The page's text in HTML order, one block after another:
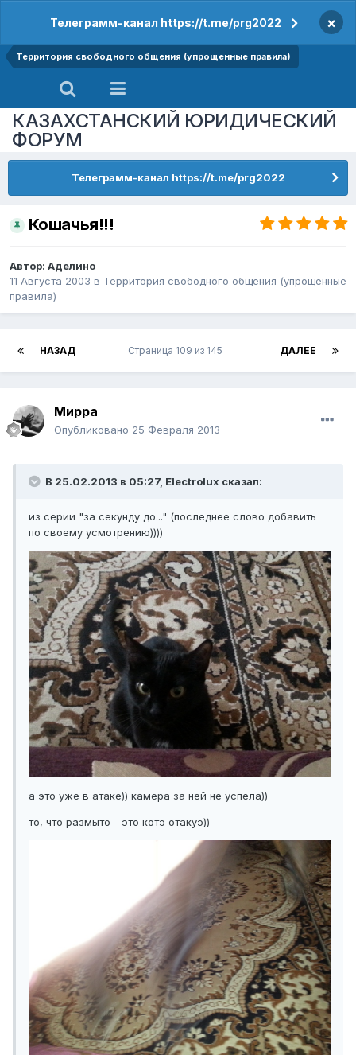
Телеграмм-канал https://t.me/prg2022 ×
Территория свободного общения (упрощенные правила)
КАЗАХСТАНСКИЙ ЮРИДИЧЕСКИЙ
ФОРУМ
Телеграмм-канал https://t.me/prg2022
Кошачья!!!
Автор: Аделино
11 Августа 2003 в Территория свободного общения (упрощенные
правила)
НАЗАД ДАЛЕЕ
Страница 109 из 145
Мирра
Опубликовано 25 Февраля 2013
В 25.02.2013 в 05:27, Electrolux сказал:
из серии "за секунду до..." (последнее слово добавить
по своему усмотрению))))
а это уже в атаке)) камера за ней не успела))
то, что размыто - это котэ отакуэ))